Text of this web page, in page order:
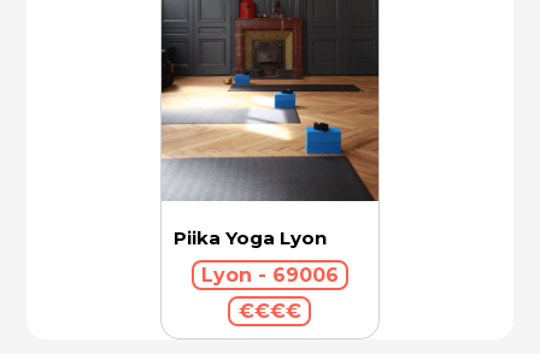
Piika Yoga Lyon
Lyon - 69006
€€€€